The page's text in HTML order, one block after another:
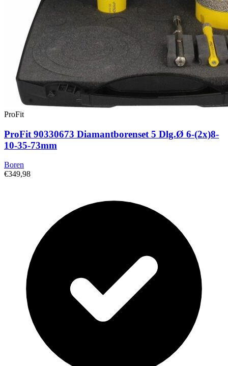
ProFit
ProFit 90330673 Diamantborenset 5 Dlg.Ø 6-(2x)8-
10-35-73mm
Boren
€349,98